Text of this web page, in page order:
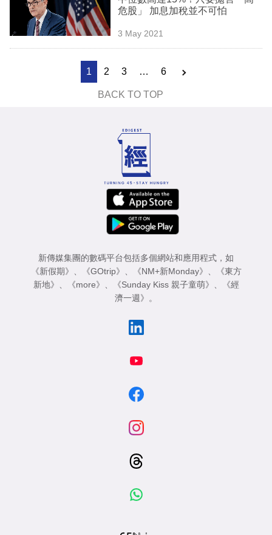
危股」 加息加稅並不可怕
3 May 2021
1 2 3 … 6
BACK TO TOP
新傳媒集團的數碼平台包括多個網站和應用程式，如
《新假期》 、 《GOtrip》 、 《NM+新Monday》 、
《東方
新地》 、 《more》 、 《Sunday Kiss 親子童萌》 、
《經
濟一週》 。